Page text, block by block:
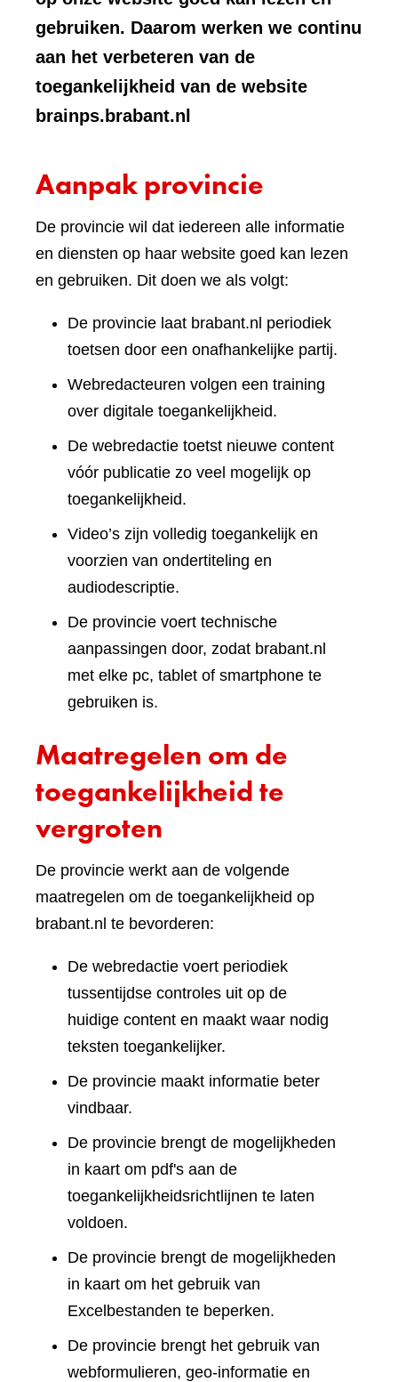
gebruiken. Daarom werken we continu
aan het verbeteren van de
toegankelijkheid van de website
brainps.brabant.nl
Aanpak provincie
De provincie wil dat iedereen alle informatie
en diensten op haar website goed kan lezen
en gebruiken. Dit doen we als volgt:
De provincie laat brabant.nl periodiek
toetsen door een onafhankelijke partij.
Webredacteuren volgen een training
over digitale toegankelijkheid.
De webredactie toetst nieuwe content
vóór publicatie zo veel mogelijk op
toegankelijkheid.
Video’s zijn volledig toegankelijk en
voorzien van ondertiteling en
audiodescriptie.
De provincie voert technische
aanpassingen door, zodat brabant.nl
met elke pc, tablet of smartphone te
gebruiken is.
Maatregelen om de
toegankelijkheid te
vergroten
De provincie werkt aan de volgende
maatregelen om de toegankelijkheid op
brabant.nl te bevorderen:
De webredactie voert periodiek
tussentijdse controles uit op de
huidige content en maakt waar nodig
teksten toegankelijker.
De provincie maakt informatie beter
vindbaar.
De provincie brengt de mogelijkheden
in kaart om pdf's aan de
toegankelijkheidsrichtlijnen te laten
voldoen.
De provincie brengt de mogelijkheden
in kaart om het gebruik van
Excelbestanden te beperken.
De provincie brengt het gebruik van
webformulieren, geo-informatie en